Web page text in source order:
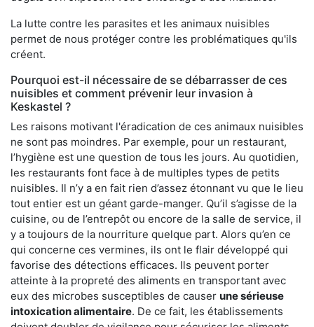
La lutte contre les parasites et les animaux nuisibles
permet de nous protéger contre les problématiques qu'ils
créent.
Pourquoi est-il nécessaire de se débarrasser de ces
nuisibles et comment prévenir leur invasion à
Keskastel ?
Les raisons motivant l'éradication de ces animaux nuisibles
ne sont pas moindres. Par exemple, pour un restaurant,
l’hygiène est une question de tous les jours. Au quotidien,
les restaurants font face à de multiples types de petits
nuisibles. Il n’y a en fait rien d’assez étonnant vu que le lieu
tout entier est un géant garde-manger. Qu’il s’agisse de la
cuisine, ou de l’entrepôt ou encore de la salle de service, il
y a toujours de la nourriture quelque part. Alors qu’en ce
qui concerne ces vermines, ils ont le flair développé qui
favorise des détections efficaces. Ils peuvent porter
atteinte à la propreté des aliments en transportant avec
eux des microbes susceptibles de causer une sérieuse
intoxication alimentaire. De ce fait, les établissements